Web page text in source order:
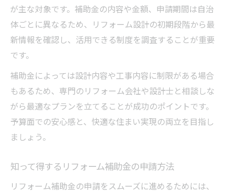
が主な対象です。補助金の内容や金額、申請期間は自治
体ごとに異なるため、リフォーム設計の初期段階から最
新情報を確認し、活用できる制度を調査することが重要
です。
補助金によっては設計内容や工事内容に制限がある場合
もあるため、専門のリフォーム会社や設計士と相談しな
がら最適なプランを立てることが成功のポイントです。
予算面での安心感と、快適な住まい実現の両立を目指し
ましょう。
知って得するリフォーム補助金の申請方法
リフォーム補助金の申請をスムーズに進めるためには、